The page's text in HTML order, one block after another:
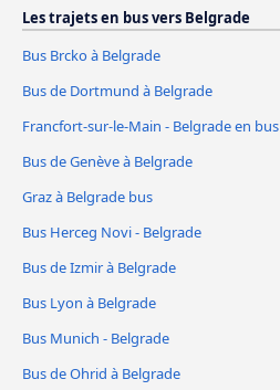
Les trajets en bus vers Belgrade
Bus Brcko à Belgrade
Bus de Dortmund à Belgrade
Francfort-sur-le-Main - Belgrade en bus
Bus de Genève à Belgrade
Graz à Belgrade bus
Bus Herceg Novi - Belgrade
Bus de Izmir à Belgrade
Bus Lyon à Belgrade
Bus Munich - Belgrade
Bus de Ohrid à Belgrade